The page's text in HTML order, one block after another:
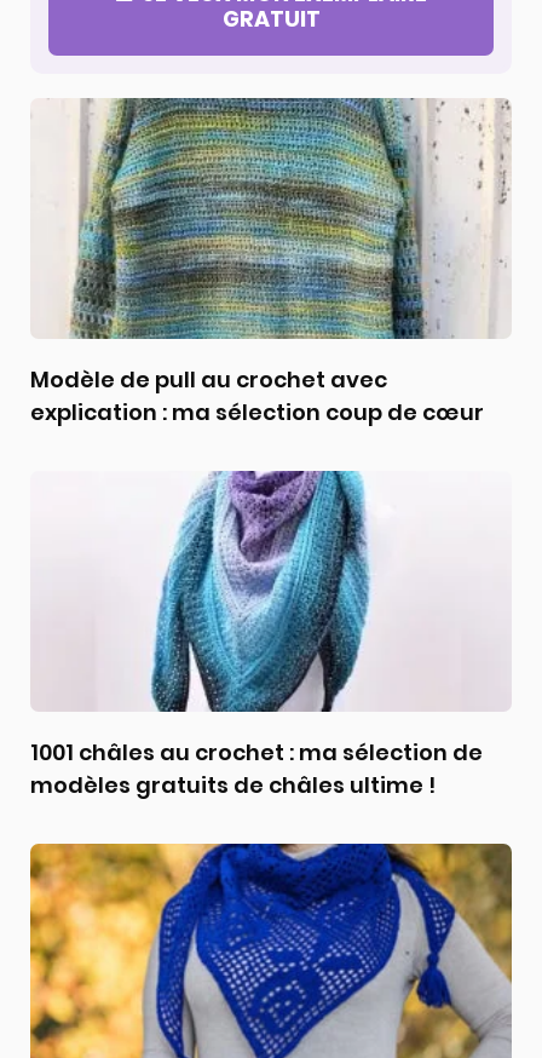
GRATUIT
Modèle de pull au crochet avec
explication : ma sélection coup de cœur
1001 châles au crochet : ma sélection de
modèles gratuits de châles ultime !